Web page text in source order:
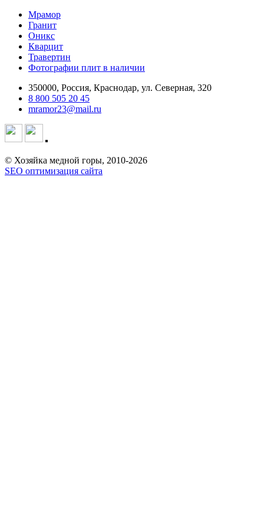
Мрамор
Гранит
Оникс
Кварцит
Травертин
Фотографии плит в наличии
350000, Россия, Краснодар, ул. Северная, 320
8 800 505 20 45
mramor23@mail.ru
© Хозяйка медной горы, 2010-2026
SEO оптимизация сайта